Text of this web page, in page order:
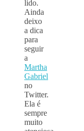
lido.
Ainda
deixo
a dica
para
seguir
a
Martha
Gabriel
no
Twitter.
Ela é
sempre
muito